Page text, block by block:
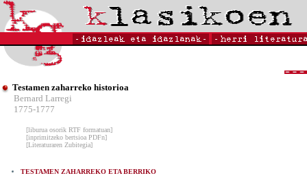
Testamen zaharreko historioa
Bernard Larregi
1775-1777
[liburua osorik RTF formatuan]
[inprimitzeko bertsioa PDFn]
[Literaturaren Zubitegia]
TESTAMEN ZAHARREKO ETA BERRIKO